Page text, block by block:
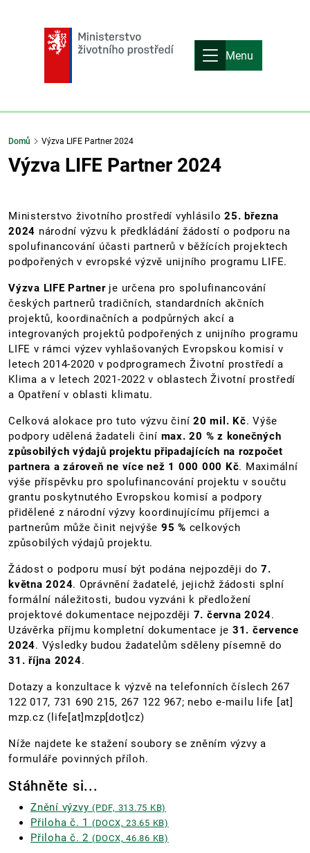
Menu
Domů Výzva LIFE Partner 2024
Výzva LIFE Partner 2024
Ministerstvo životního prostředí vyhlásilo25. března
2024 národní výzvu k předkládání žádostí o podporu na
spolufinancování účasti partnerů v běžících projektech
podpořených v evropské výzvě unijního programu LIFE.
Výzva LIFE Partnerje určena pro spolufinancování
českých partnerů tradičních, standardních akčních
projektů, koordinačních a podpůrných akcí a
integrovaných projektů podpořených z unijního programu
LIFE v rámci výzev vyhlašovaných Evropskou komisí v
letech 2014-2020 v podprogramech Životní prostředí a
Klima a v letech 2021-2022 v oblastech Životní prostředí
a Opatření v oblasti klimatu.
Celková alokace pro tuto výzvu činí 20 mil. Kč. Výše
podpory udělená žadateli činí max. 20 % z konečných
způsobilých výdajů projektu připadajících na rozpočet
partnera a zároveň ne více než 1 000 000 Kč. Maximální
výše příspěvku pro spolufinancování projektu v součtu
grantu poskytnutého Evropskou komisí a podpory
přidělené z národní výzvy koordinujícímu příjemci a
partnerům může činit nejvýše 95 % celkových
způsobilých výdajů projektu.
Žádost o podporu musí být podána nejpozději do7.
května 2024. Oprávnění žadatelé, jejichž žádosti splní
formální náležitosti, budou vyzváni k předložení
projektové dokumentace nejpozději 7. června 2024.
Uzávěrka příjmu kompletní dokumentace je 31. července
2024. Výsledky budou žadatelům sděleny písemně do
31. října 2024.
Dotazy a konzultace k výzvě na telefonních číslech 267
122 017, 731 690 215, 267 122 967; nebo e-mailu
life [at]
mzp.cz (life[at]mzp[dot]cz)
Níže najdete ke stažení soubory se zněním výzvy a
formuláře povinných příloh.
Stáhněte si...
Znění výzvy (PDF, 313.75 KB)
Přiloha č. 1 (DOCX, 23.65 KB)
Přiloha č. 2 (DOCX, 46.86 KB)